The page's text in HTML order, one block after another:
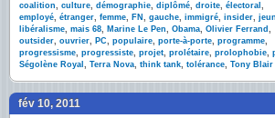
coalition, culture, démographie, diplômé, droite, électoral ,
employé, étranger, femme, FN , gauche, immigré, insider,
libéralisme, mais 68, Marine Le Pen, Obama, Olivier Ferrand ,
outsider, ouvrier, PC, populaire, porte-à-porte, programme,
progressisme, progressiste, projet, prolétaire, prolophobie,
Ségolène Royal , Terra Nova, think tank, tolérance, Tony Blair
fév 10, 2011